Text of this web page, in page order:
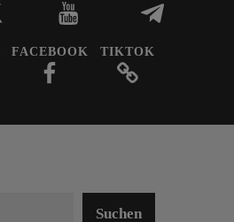
FACEBOOK TIKTOK
Suchen